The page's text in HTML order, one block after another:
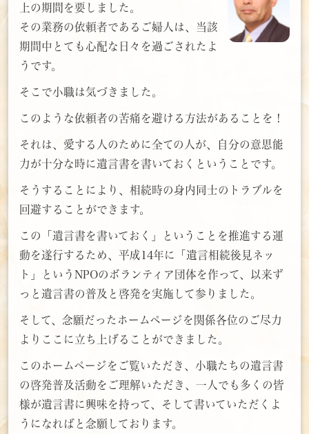
上の期間を要しました。
その業務の依頼者であるご婦人は、当該
期間中とても心配な日々を過ごされたよ
うです。
そこで小職は気づきました。
このような依頼者の苦痛を避ける方法があることを！
それは、愛する人のために全ての人が、自分の意思能
力が十分な時に遺言書を書いておくということです。
そうすることにより、相続時の身内同士のトラブルを
回避することができます。
この「遺言書を書いておく」ということを推進する運
動を遂行するため、平成14年に「遺言相続後見ネッ
ト」というNPOのボランティア団体を作って、以来ず
っと遺言書の普及と啓発を実施して参りました。
そして、念願だったホームページを関係各位のご尽力
よりここに立ち上げることができました。
このホームページをご覧いただき、小職たちの遺言書
の啓発普及活動をご理解いただき、一人でも多くの皆
様が遺言書に興味を持って、そして書いていただくよ
うになればと念願しております。